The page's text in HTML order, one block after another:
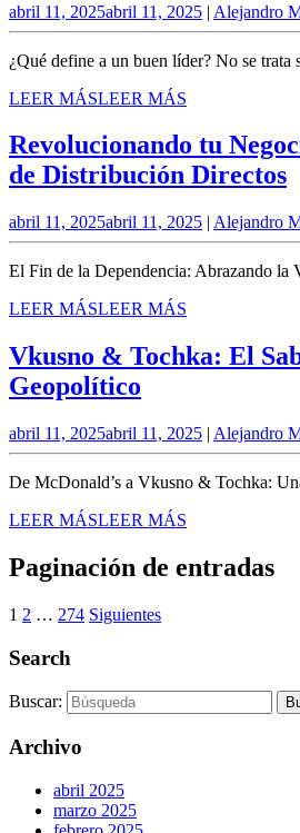
abril 11, 2025abril 11, 2025 | Alejandro
¿Qué define a un buen líder? No se
LEER MÁSLEER MÁS
Revolucionando tu
de Distribución Directos
abril 11, 2025abril 11, 2025 | Alejandro
El Fin de la Dependencia: Abrazando la
LEER MÁSLEER MÁS
Vkusno & Tochka: El
Geopolítico
abril 11, 2025abril 11, 2025 | Alejandro
De McDonald’s a Vkusno & Tochka:
LEER MÁSLEER MÁS
Paginación de entradas
1 2 … 274 Siguientes
Search
Buscar:
Archivo
abril 2025
marzo 2025